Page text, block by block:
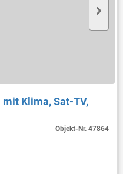
Klima, Sat-TV,
Objekt-Nr.47864